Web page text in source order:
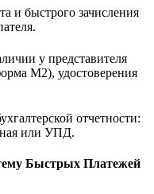
и быстрого зачисления
у представителя
M2), удостоверения
отчетности:
или УПД.
Быстрых Платежей